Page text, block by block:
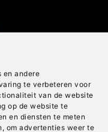
en andere
te verbeteren voor
van de website
op de website te
en diensten te meten
, om advertenties weer te